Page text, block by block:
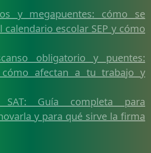
y megapuentes: cómo se
escolar SEP y cómo
obligatorio y puentes:
cómo afectan a tu trabajo y
Guía completa para
y para qué sirve la firma